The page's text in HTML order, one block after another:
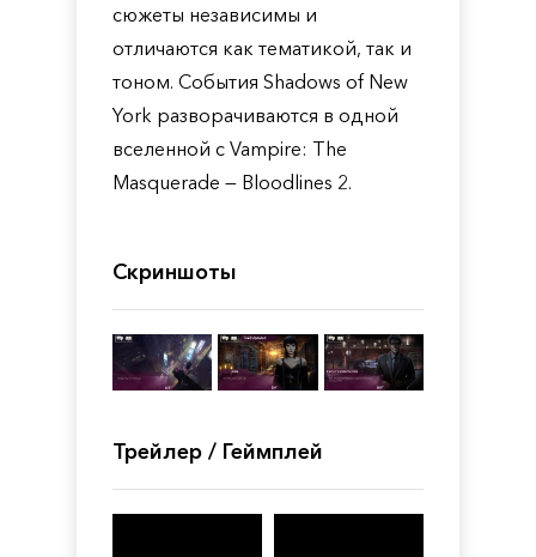
сюжеты независимы и
отличаются как тематикой, так и
тоном. События Shadows of New
York разворачиваются в одной
вселенной с Vampire: The
Masquerade — Bloodlines 2.
Скриншоты
Трейлер / Геймплей